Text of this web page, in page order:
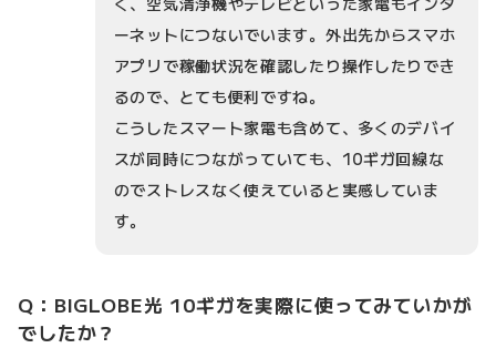
ーネットにつないでいます。外出先からスマホ
アプリで稼働状況を確認したり操作したりでき
るので、とても便利ですね。
こうしたスマート家電も含めて、多くのデバイ
スが同時につながっていても、10ギガ回線な
のでストレスなく使えていると実感していま
す。
Q：BIGLOBE光 10ギガを実際に使ってみていかが
でしたか？